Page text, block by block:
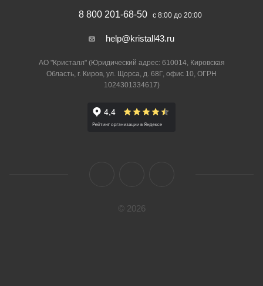
8 800 201-68-50 с 8:00 до 20:00
help@kristall43.ru
АО "Кристалл" (Юридический адрес: 610014, Кировская
Область, г. Киров, ул. Щорса, д. 68Г, офис 10, ОГРН
1024301334617)
© 2026